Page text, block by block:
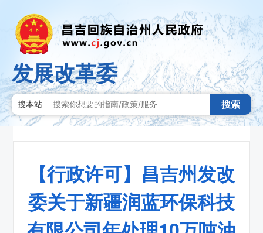
发展改革委
搜本站 搜索
【行政许可】昌吉州发改
委关于新疆润蓝环保科技